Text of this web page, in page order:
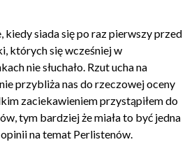
kiedy siada się po raz pierwszy przed
których się wcześniej w
nie słuchało. Rzut ucha na
przybliża nas do rzeczowej oceny
zaciekawieniem przystąpiłem do
tym bardziej że miała to być jedna
na temat Perlistenów.